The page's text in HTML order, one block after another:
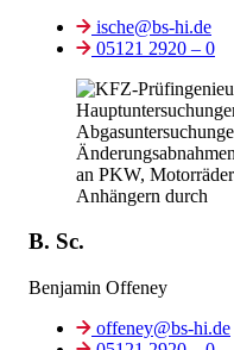
ische@bs-hi.de
05121 2920 – 0
B. Sc.
Benjamin Offeney
offeney@bs-hi.de